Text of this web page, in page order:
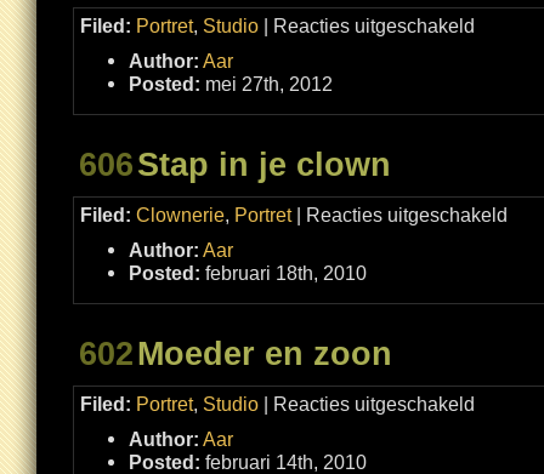
Filed: Portret, Studio | Reacties uitgeschakeld
Author: Aar
Posted: mei 27th, 2012
606Stap in je clown
Filed: Clownerie, Portret| Reacties uitgeschakeld
Author: Aar
Posted: februari 18th, 2010
602Moeder en zoon
Filed: Portret, Studio | Reacties uitgeschakeld
Author: Aar
Posted: februari 14th, 2010